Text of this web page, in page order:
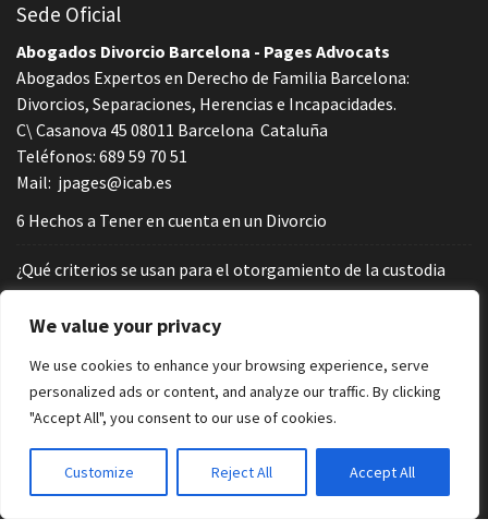
We value your privacy
We use cookies to enhance your browsing experience, serve
personalized ads or content, and analyze our traffic. By clicking
"Accept All", you consent to our use of cookies.
Customize Reject All Accept All
Sede Oficial
Abogados Divorcio Barcelona - Pages Advocats
Abogados Expertos en Derecho de Familia Barcelona:
Divorcios, Separaciones, Herencias e Incapacidades.
C\ Casanova 45 08011 Barcelona Cataluña
Teléfonos: 689 59 70 51
Mail: jpages@icab.es
6 Hechos a Tener en cuenta en un Divorcio
¿Qué criterios se usan para el otorgamiento de la custodia
compartida en España?
está cada hijo con cada progenitor?
¿Cómo reparten gastos los padres en régimen de custodia
compartida? Ejemplos prácticos
¿Cómo funciona la ley de custodia compartida en España?